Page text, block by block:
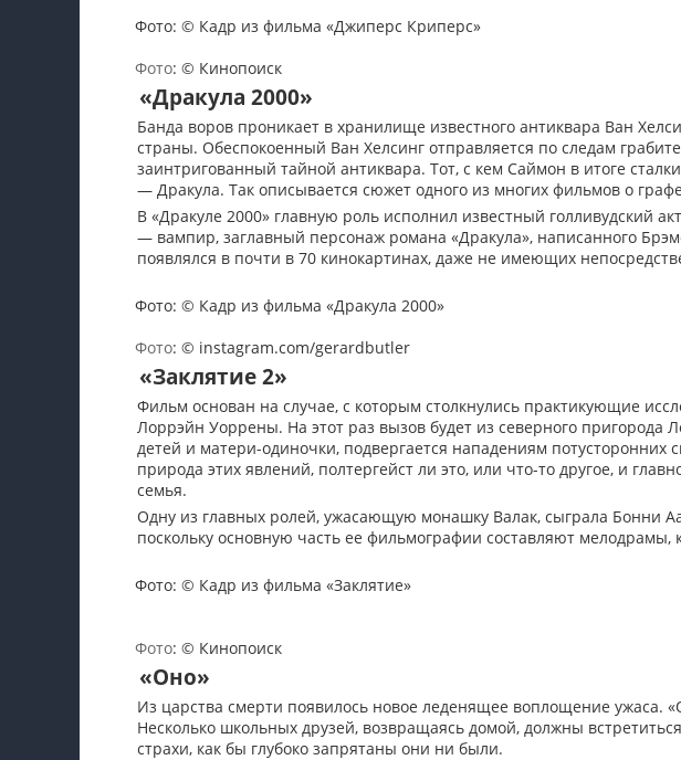
Фото: © Кадр из фильма «Джиперс Криперс»
Фото: © Кинопоиск
«Дракула 2000»
Банда воров проникает в хранилище известного антиквара Ван
страны. Обеспокоенный Ван Хелсинг отправляется по следам
заинтригованный тайной антиквара. Тот, с кем Саймон в итоге
— Дракула. Так описывается сюжет одного из многих фильмов о
В «Дракуле 2000» главную роль исполнил известный голливудский
— вампир, заглавный персонаж романа «Дракула», написанного
появлялся в почти в 70 кинокартинах, даже не имеющих
Фото: © Кадр из фильма «Дракула 2000»
Фото: © instagram.com/gerardbutler
«Заклятие 2»
Фильм основан на случае, с которым столкнулись практикующие
Лоррэйн Уоррены. На этот раз вызов будет из северного пригорода
детей и матери-одиночки, подвергается нападениям потусторонних
природа этих явлений, полтергейст ли это, или что-то другое, и
семья.
Одну из главных ролей, ужасающую монашку Валак, сыграла Бонни
поскольку основную часть ее фильмографии составляют
Фото: © Кадр из фильма «Заклятие»
Фото: © Кинопоиск
«Оно»
Из царства смерти появилось новое леденящее воплощение ужаса.
Несколько школьных друзей, возвращаясь домой, должны
страхи, как бы глубоко запрятаны они ни были.